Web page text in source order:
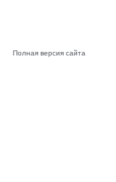
Полная версия сайта